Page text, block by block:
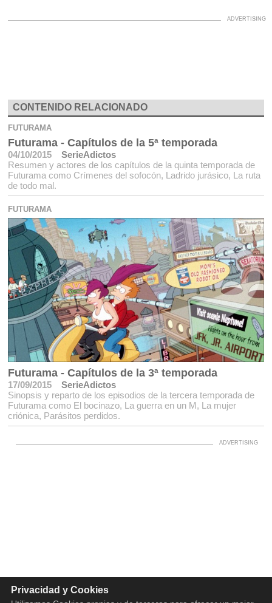
CONTENIDO RELACIONADO
FUTURAMA
Futurama - Capítulos de la 5ª temporada
04/10/2015
SerieAdictos
Resumen y actores de los capítulos de la quinta temporada de
Futurama como Crímenes del sofocón, Ladrido jurásico, La ruta
de todo mal.
FUTURAMA
Futurama - Capítulos de la 3ª temporada
17/09/2015
SerieAdictos
Sinopsis y reparto de los episodios de la tercera temporada de
Futurama como El bocinazo, La guerra en un M, La mujer
criónica, Parásitos perdidos.
Privacidad y Cookies